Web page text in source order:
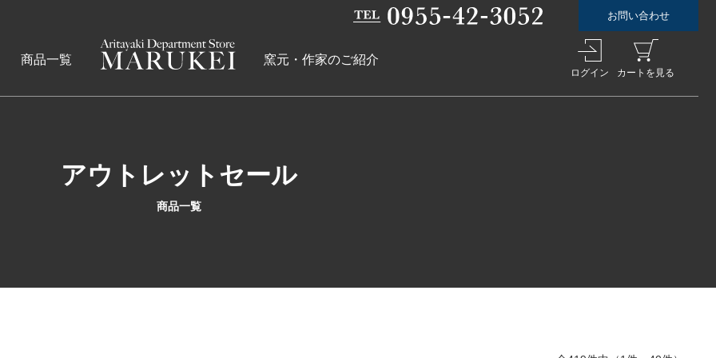
お問い合わせ
商品一覧 窯元・作家のご紹介
ログイン カートを見る
アウトレットセール
商品一覧